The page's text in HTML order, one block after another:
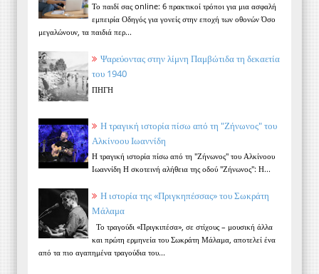
Το παιδί σας online: 6 πρακτικοί τρόποι για μια ασφαλή
εμπειρία Οδηγός για γονείς στην εποχή των οθονών Όσο
μεγαλώνουν, τα παιδιά περ...
Ψαρεύοντας στην λίμνη Παμβώτιδα τη δεκαετία
του 1940
ΠΗΓΗ
Η τραγική ιστορία πίσω από τη "Ζήνωνος" του
Αλκίνοου Ιωαννίδη
Η τραγική ιστορία πίσω από τη "Ζήνωνος" του Αλκίνοου
Ιωαννίδη Η σκοτεινή αλήθεια της οδού "Ζήνωνος": Η...
Η ιστορία της «Πριγκηπέσσας» του Σωκράτη
Μάλαμα
Το τραγούδι «Πριγκιπέσα», σε στίχους – μουσική άλλα
και πρώτη ερμηνεία του Σωκράτη Μάλαμα, αποτελεί ένα
από τα πιο αγαπημένα τραγούδια του...